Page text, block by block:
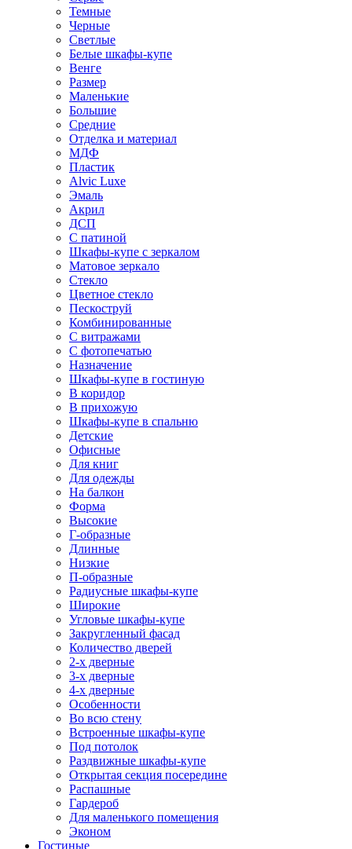
Темные
Черные
Светлые
Белые шкафы-купе
Венге
Размер
Маленькие
Большие
Средние
Отделка и материал
МДФ
Пластик
Alvic Luxe
Эмаль
Акрил
ДСП
С патиной
Шкафы-купе с зеркалом
Матовое зеркало
Стекло
Цветное стекло
Пескоструй
Комбинированные
С витражами
С фотопечатью
Назначение
Шкафы-купе в гостиную
В коридор
В прихожую
Шкафы-купе в спальню
Детские
Офисные
Для книг
Для одежды
На балкон
Форма
Высокие
Г-образные
Длинные
Низкие
П-образные
Радиусные шкафы-купе
Широкие
Угловые шкафы-купе
Закругленный фасад
Количество дверей
2-х дверные
3-х дверные
4-х дверные
Особенности
Во всю стену
Встроенные шкафы-купе
Под потолок
Раздвижные шкафы-купе
Открытая секция посередине
Распашные
Гардероб
Для маленького помещения
Эконом
Гостиные